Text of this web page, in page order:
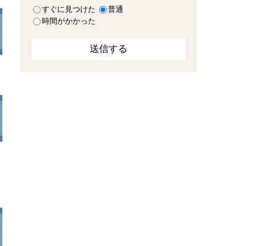
すぐに見つけた
普通
時間がかかった